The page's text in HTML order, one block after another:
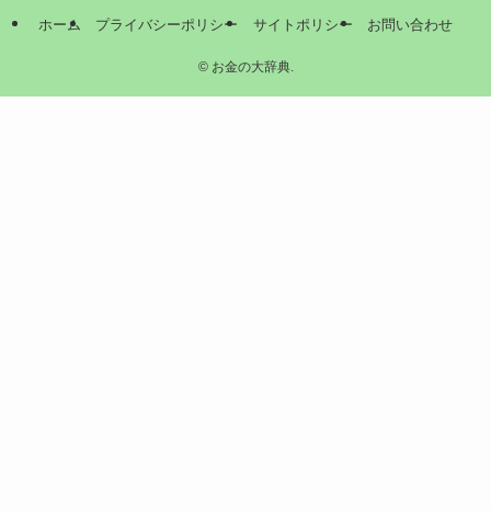
ホーム プライバシーポリシー サイトポリシー お問い合わせ
©お金の大辞典.